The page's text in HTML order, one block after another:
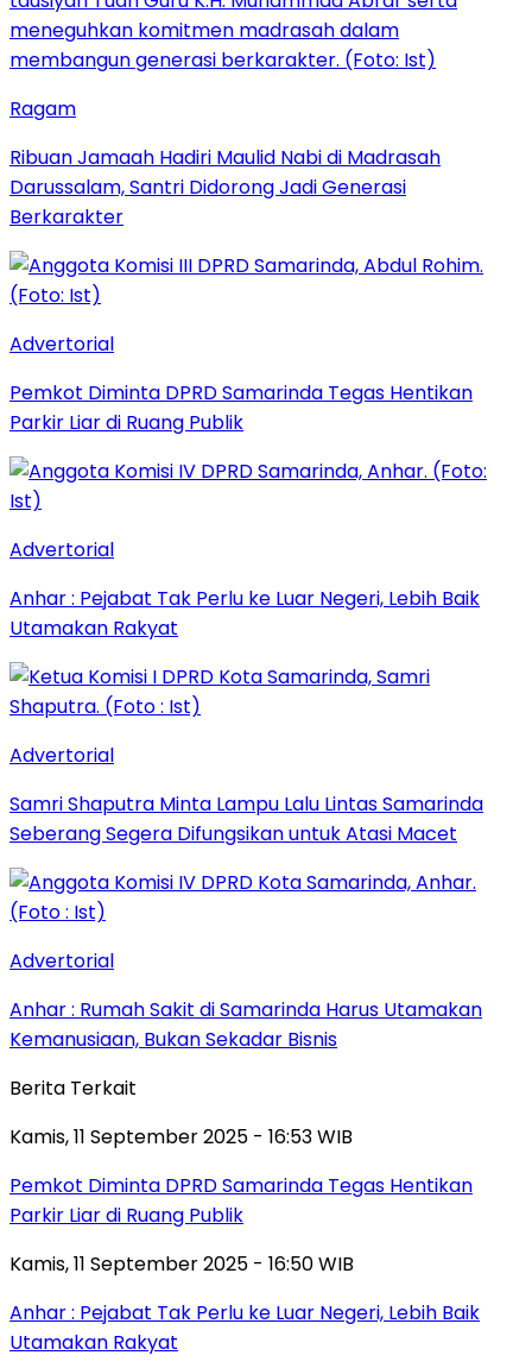
Ragam
Ribuan Jamaah Hadiri Maulid Nabi di Madrasah
Darussalam, Santri Didorong Jadi Generasi
Berkarakter
Advertorial
Pemkot Diminta DPRD Samarinda Tegas Hentikan
Parkir Liar di Ruang Publik
Advertorial
Anhar : Pejabat Tak Perlu ke Luar Negeri, Lebih Baik
Utamakan Rakyat
Advertorial
Samri Shaputra Minta Lampu Lalu Lintas Samarinda
Seberang Segera Difungsikan untuk Atasi Macet
Advertorial
Anhar : Rumah Sakit di Samarinda Harus Utamakan
Kemanusiaan, Bukan Sekadar Bisnis
Berita Terkait
Kamis, 11 September 2025 - 16:53 WIB
Pemkot Diminta DPRD Samarinda Tegas Hentikan
Parkir Liar di Ruang Publik
Kamis, 11 September 2025 - 16:50 WIB
Anhar : Pejabat Tak Perlu ke Luar Negeri, Lebih Baik
Utamakan Rakyat